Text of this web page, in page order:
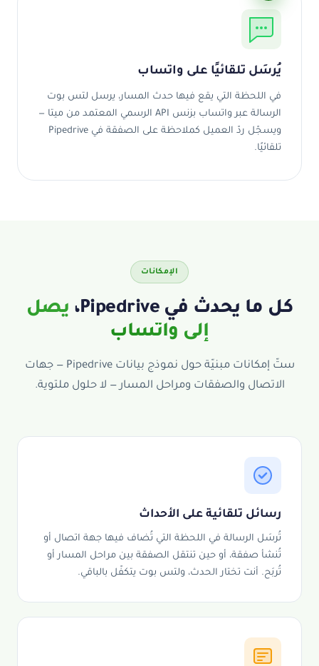
يُرسَل تلقائيًا على واتساب
في اللحظة التي يقع فيها حدث المسار، يرسل لتس بوت
الرسالة عبر واتساب بزنس API الرسمي المعتمد من ميتا —
ويسجّل ردّ العميل كملاحظة على الصفقة في Pipedrive
تلقائيًا.
الإمكانات
كل ما يحدث في Pipedrive،
يصل
إلى واتساب
ستّ إمكانات مبنيّة حول نموذج بيانات Pipedrive — جهات
الاتصال والصفقات ومراحل المسار — لا حلول ملتوية.
رسائل تلقائية على الأحداث
تُرسَل الرسالة في اللحظة التي تُضاف فيها جهة اتصال أو
تُنشأ صفقة، أو حين تنتقل الصفقة بين مراحل المسار أو
تُربَح. أنت تختار الحدث، ولتس بوت يتكفّل بالباقي.